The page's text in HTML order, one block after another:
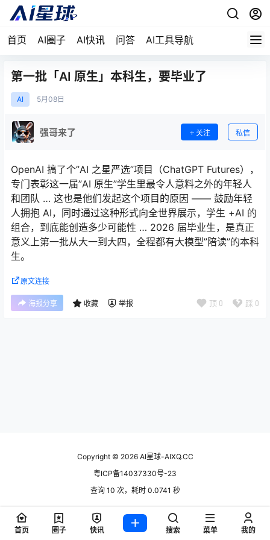
首页 AI圈子 AI快讯 问答 AI工具导航
第一批「AI 原生」本科生，要毕业了
AI 5月 08日
强哥来了 关注 私信
OpenAI 搞了个”AI 之星严选”项目（ChatGPT Futures），
专门表彰这一届”AI 原生”学生里最令人意料之外的年轻人
和团队 … 这也是他们发起这个项目的原因 —— 鼓励年轻
人拥抱 AI，同时通过这种形式向全世界展示，学生 +AI 的
组合，到底能创造多少可能性 … 2026 届毕业生，是真正
意义上第一批从大一到大四，全程都有大模型”陪读”的本科
生。
原文连接
海报分享 收藏 举报 顶 0 踩 0
Copyright © 2026AI星球-AIXQ.CC
粤ICP备14037330号-23
查询 10 次，耗时 0.0741 秒
首页 圈子 快讯 搜索 菜单 我的